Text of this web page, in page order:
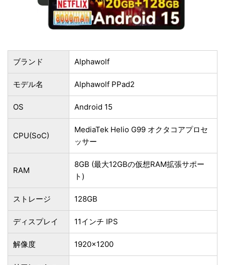
ブランド Alphawolf
モデル名 Alphawolf PPad2
OS Android 15
CPU(SoC)
MediaTek Helio G99 オクタコアプロセ
ッサー
RAM
8GB (最大12GBの仮想RAM拡張サポー
ト)
ストレージ 128GB
ディスプレイ 11インチ IPS
解像度 1920×1200